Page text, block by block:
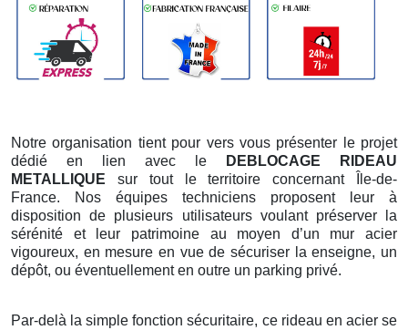
Notre organisation tient pour vers vous présenter le projet
dédié en lien avec le
DEBLOCAGE RIDEAU
METALLIQUE sur tout le territoire concernant Île-de-
France. Nos équipes techniciens proposent leur à
disposition de plusieurs utilisateurs voulant préserver la
sérénité et leur patrimoine au moyen d’un mur acier
vigoureux, en mesure en vue de sécuriser la enseigne, un
dépôt, ou éventuellement en outre un parking privé.
Par-delà la simple fonction sécuritaire, ce rideau en acier se